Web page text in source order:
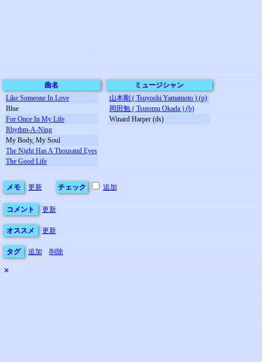
曲名
Like Someone In Love
Blue
For Once In My Life
Rhythm-A-Ning
My Body, My Soul
The Night Has A Thousand Eyes
The Good Life
ミュージシャン
山本剛 ( Tsuyoshi Yamamoto ) (p)
岡田勉 ( Tsutomu Okada ) (b)
Winard Harper (ds)
メモ 更新 チェック 追加
コメント 更新
オススメ 更新
タグ 追加 削除
✕